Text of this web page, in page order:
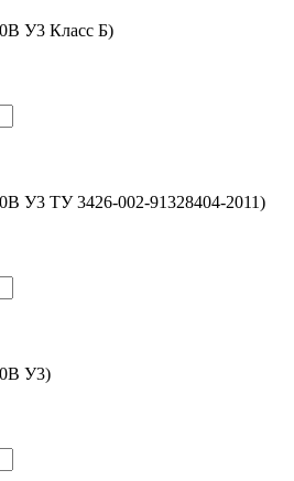
У3 Класс Б)
У3 ТУ 3426-002-91328404-2011)
У3)